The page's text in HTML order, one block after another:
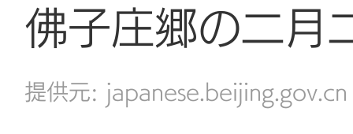
佛子庄郷の二月
japanese.beijing.gov.cn